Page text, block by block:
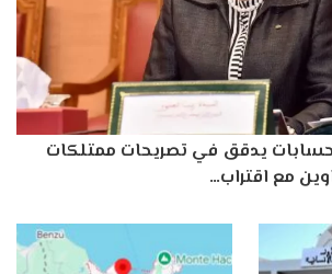
يدقق في تصريحات ممتلكات
مع اقتراب…